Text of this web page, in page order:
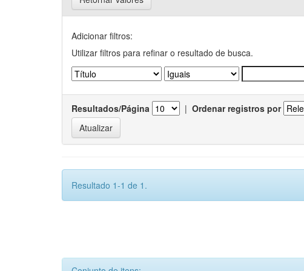
Adicionar filtros:
Utilizar filtros para refinar o resultado de busca.
Resultados/Página | Ordenar registros por
Resultado 1-1 de 1.